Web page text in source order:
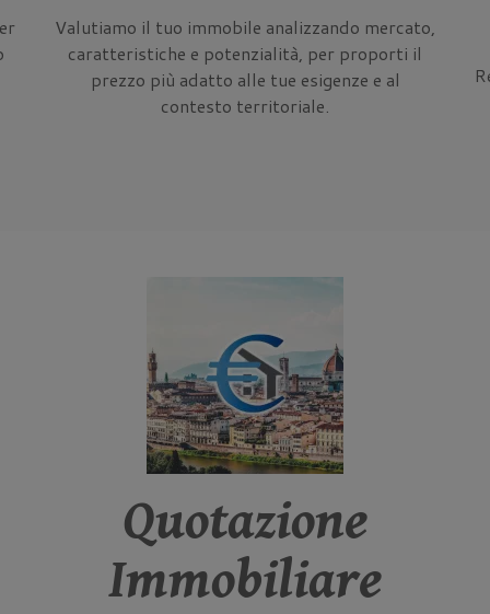
Valutiamo il tuo immobile analizzando mercato,
caratteristiche e potenzialità, per proporti il
prezzo più adatto alle tue esigenze e al
contesto territoriale.
Quotazione
Immobiliare